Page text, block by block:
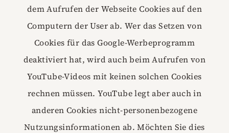
dem Aufrufen der Webseite Cookies auf den
Computern der User ab. Wer das Setzen von
Cookies für das Google-Werbeprogramm
deaktiviert hat, wird auch beim Aufrufen von
YouTube-Videos mit keinen solchen Cookies
rechnen müssen. YouTube legt aber auch in
anderen Cookies nicht-personenbezogene
Nutzungsinformationen ab. Möchten Sie dies